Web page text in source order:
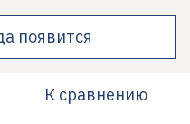
появится
К сравнению